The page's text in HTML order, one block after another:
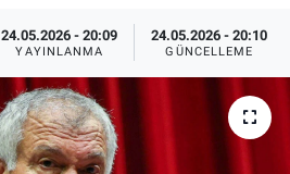
24.05.2026 - 20:09
YAYINLANMA
24.05.2026 - 20:10
GÜNCELLEME